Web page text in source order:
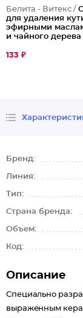
Белита - Витекс /
для удаления
эфирными
и чайного дерева
133 ₽
Бренд:
Линия:
Тип:
Страна бренда:
Объем:
Код:
Описание
Специально
выраженным